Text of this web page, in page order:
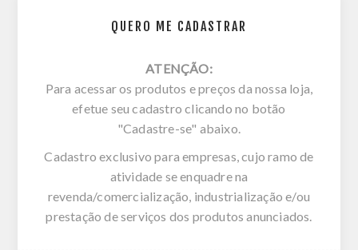
QUERO ME CADASTRAR
ATENÇÃO:
Para acessar os produtos e preços da nossa loja,
efetue seu cadastro clicando no botão
"Cadastre-se" abaixo.
Cadastro exclusivo para empresas, cujo ramo de
atividade se enquadre na
revenda/comercialização, industrialização e/ou
prestação de serviços dos produtos anunciados.